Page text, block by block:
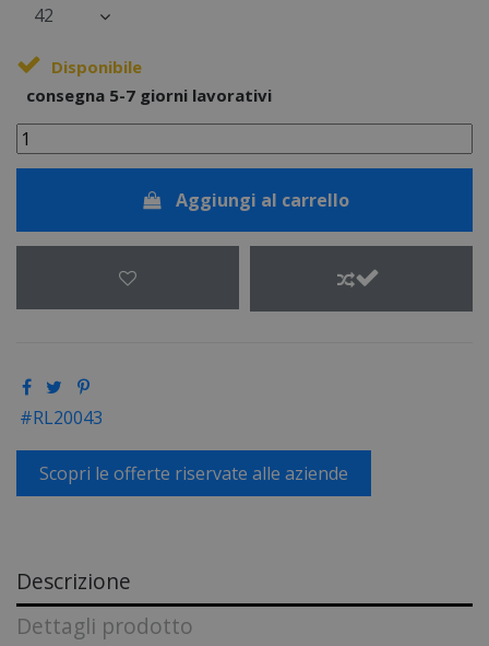
Disponibile
consegna 5-7 giorni lavorativi
Aggiungi al carrello
RL20043
Scopri le offerte riservate alle aziende
Descrizione
Dettagli prodotto